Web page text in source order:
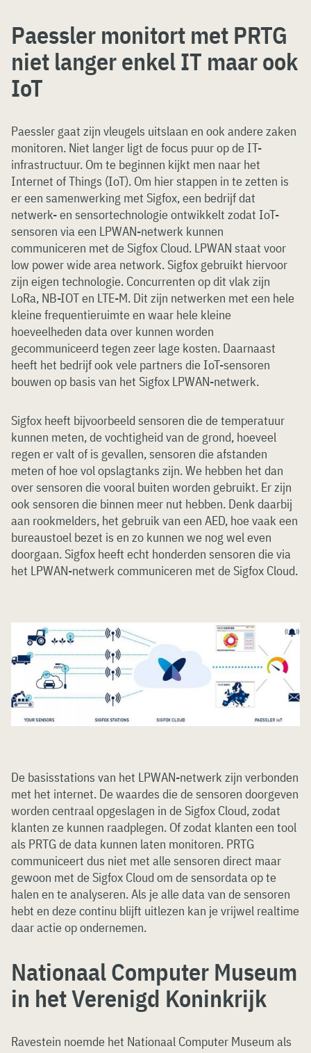
Paessler monitort met PRTG
niet langer enkel IT maar ook
IoT
Paessler gaat zijn vleugels uitslaan en ook andere zaken
monitoren. Niet langer ligt de focus puur op de IT-
infrastructuur. Om te beginnen kijkt men naar het
Internet of Things (IoT). Om hier stappen in te zetten is
er een samenwerking met Sigfox, een bedrijf dat
netwerk- en sensortechnologie ontwikkelt zodat IoT-
sensoren via een LPWAN-netwerk kunnen
communiceren met de Sigfox Cloud. LPWAN staat voor
low power wide area network. Sigfox gebruikt hiervoor
zijn eigen technologie. Concurrenten op dit vlak zijn
LoRa, NB-IOT en LTE-M. Dit zijn netwerken met een hele
kleine frequentieruimte en waar hele kleine
hoeveelheden data over kunnen worden
gecommuniceerd tegen zeer lage kosten. Daarnaast
heeft het bedrijf ook vele partners die IoT-sensoren
bouwen op basis van het Sigfox LPWAN-netwerk.
Sigfox heeft bijvoorbeeld sensoren die de temperatuur
kunnen meten, de vochtigheid van de grond, hoeveel
regen er valt of is gevallen, sensoren die afstanden
meten of hoe vol opslagtanks zijn. We hebben het dan
over sensoren die vooral buiten worden gebruikt. Er zijn
ook sensoren die binnen meer nut hebben. Denk daarbij
aan rookmelders, het gebruik van een AED, hoe vaak een
bureaustoel bezet is en zo kunnen we nog wel even
doorgaan. Sigfox heeft echt honderden sensoren die via
het LPWAN-netwerk communiceren met de Sigfox Cloud.
De basisstations van het LPWAN-netwerk zijn verbonden
met het internet. De waardes die de sensoren doorgeven
worden centraal opgeslagen in de Sigfox Cloud, zodat
klanten ze kunnen raadplegen. Of zodat klanten een tool
als PRTG de data kunnen laten monitoren. PRTG
communiceert dus niet met alle sensoren direct maar
gewoon met de Sigfox Cloud om de sensordata op te
halen en te analyseren. Als je alle data van de sensoren
hebt en deze continu blijft uitlezen kan je vrijwel realtime
daar actie op ondernemen.
Nationaal Computer Museum
in het Verenigd Koninkrijk
Ravestein noemde het Nationaal Computer Museum als